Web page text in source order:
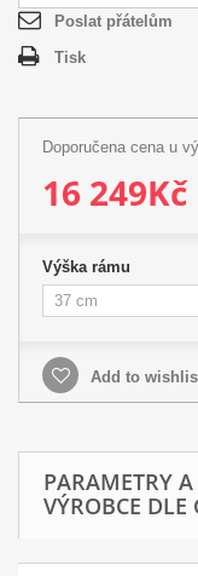
Poslat přátelům
Tisk
Doporučena cena u
16 249Kč
Výška rámu
Add to
PARAMETRY
VÝROBCE DLE